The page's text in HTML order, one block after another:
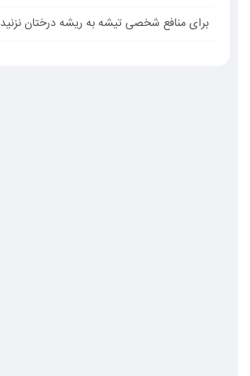
برای منافع شخصی تیشه به ریشه درختان نزنید